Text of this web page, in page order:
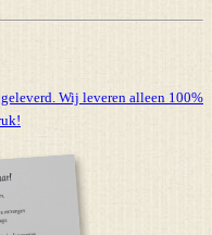
Wij leveren alleen 100%